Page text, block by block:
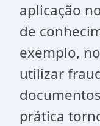
aplicação
de
exemplo,
utilizar
prática